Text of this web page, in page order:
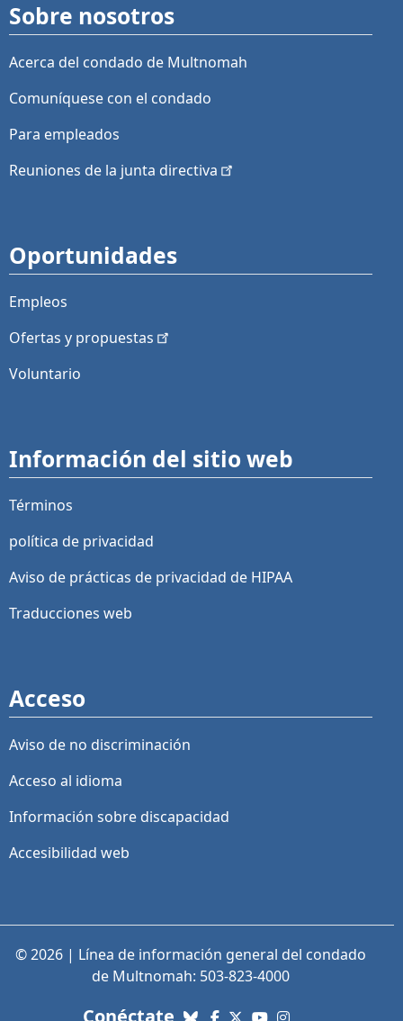
Sobre nosotros
Acerca del condado de Multnomah
Comuníquese con el condado
Para empleados
Reuniones de la junta directiva
Oportunidades
Empleos
Ofertas y propuestas
Voluntario
Información del sitio web
Términos
política de privacidad
Aviso de prácticas de privacidad de HIPAA
Traducciones web
Acceso
Aviso de no discriminación
Acceso al idioma
Información sobre discapacidad
Accesibilidad web
© 2026 | Línea de información general del condado
de Multnomah: 503-823-4000
Conéctate con nosotros. Enlaces a
Bluesky
Facebook
X (Twitter)
YouTube
Instagram